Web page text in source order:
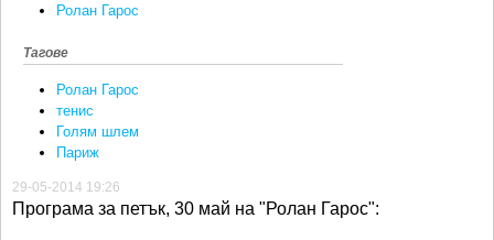
Ролан Гарос
Тагове
Ролан Гарос
тенис
Голям шлем
Париж
29-05-2014 19:26
Програма за петък, 30 май на "Ролан Гарос":